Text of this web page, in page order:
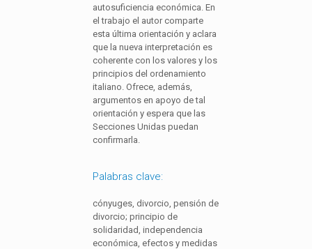
autosuficiencia económica. En
el trabajo el autor comparte
esta última orientación y aclara
que la nueva interpretación es
coherente con los valores y los
principios del ordenamiento
italiano. Ofrece, además,
argumentos en apoyo de tal
orientación y espera que las
Secciones Unidas puedan
confirmarla.
Palabras clave:
cónyuges, divorcio, pensión de
divorcio; principio de
solidaridad, independencia
económica, efectos y medidas